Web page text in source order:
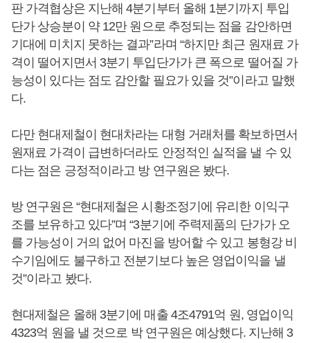
판 가격협상은 지난해 4분기부터 올해 1분기까지 투입
단가 상승분이 약 12만 원으로 추정되는 점을 감안하면
기대에 미치지 못하는 결과”라며 “하지만 최근 원재료 가
격이 떨어지면서 3분기 투입단가가 큰 폭으로 떨어질 가
능성이 있다는 점도 감안할 필요가 있을 것”이라고 말했
다.
다만 현대제철이 현대차라는 대형 거래처를 확보하면서
원재료 가격이 급변하더라도 안정적인 실적을 낼 수 있
다는 점은 긍정적이라고 방 연구원은 봤다.
방 연구원은 “현대제철은 시황조정기에 유리한 이익구
조를 보유하고 있다”며 “3분기에 주력제품의 단가가 오
를 가능성이 거의 없어 마진을 방어할 수 있고 봉형강 비
수기임에도 불구하고 전분기보다 높은 영업이익을 낼
것”이라고 봤다.
현대제철은 올해 3분기에 매출 4조4791억 원, 영업이익
4323억 원을 낼 것으로 박 연구원은 예상했다. 지난해 3